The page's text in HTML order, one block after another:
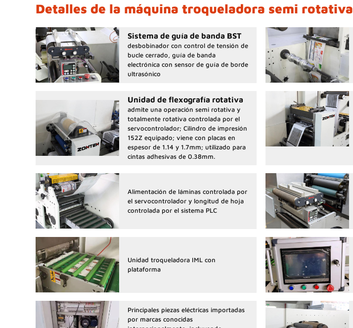
Detalles de la máquina troqueladora semi rotativa
Sistema de guía de banda BST
desbobinador con control de tensión de
bucle cerrado, guía de banda
electrónica con sensor de guía de borde
ultrasónico
Unidad de flexografía rotativa
admite una operación semi rotativa y
totalmente rotativa controlada por el
servocontrolador; Cilindro de impresión
152Z equipado; viene con placas en
espesor de 1.14 y 1.7mm; utilizado para
cintas adhesivas de 0.38mm.
Alimentación de láminas controlada por
el servocontrolador y longitud de hoja
controlada por el sistema PLC
Unidad troqueladora IML con
plataforma
Principales piezas eléctricas importadas
por marcas conocidas